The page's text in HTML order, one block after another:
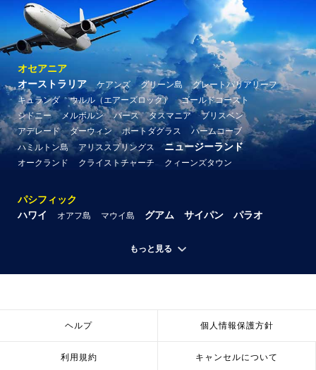
オセアニア
オーストラリア
ケアンズ グリーン島
グレートバリアリーフ
キュランダ
ウルル（エアーズロック）
ゴールドコースト
シドニー
メルボルン パース タスマニア
ブリスベン
アデレード
ダーウィン ポートダグラス
パームコーブ
ハミルトン島
アリススプリングス ニュージーランド
オークランド クライストチャーチ クィーンズタウン
パシフィック
ハワイ
オアフ島 マウイ島 グアム サイパン パラオ
もっと見る
ヘルプ 個人情報保護方針
利用規約 キャンセルについて